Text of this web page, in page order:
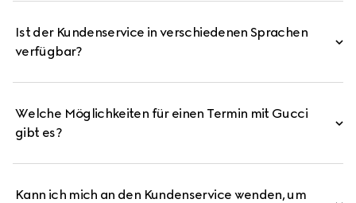
Ist der Kundenservice in verschiedenen Sprachen
verfügbar?
Welche Möglichkeiten für einen Termin mit Gucci
gibt es?
Kann ich mich an den Kundenservice wenden, um